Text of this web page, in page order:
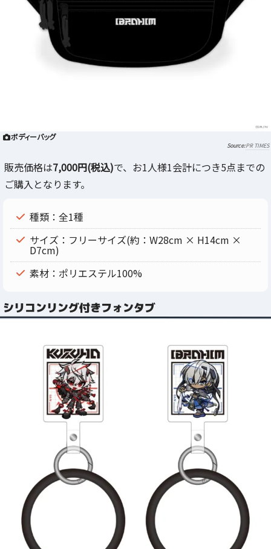
ボディーバッグ
PR TIMES
販売価格は7,000円(税込)で、お1人様1会計につき5点までの
ご購入となります。
種類：全1種
サイズ：フリーサイズ(約：W28cm × H14cm ×
D7cm)
素材：ポリエステル100%
シリコンリング付きフォンタブ